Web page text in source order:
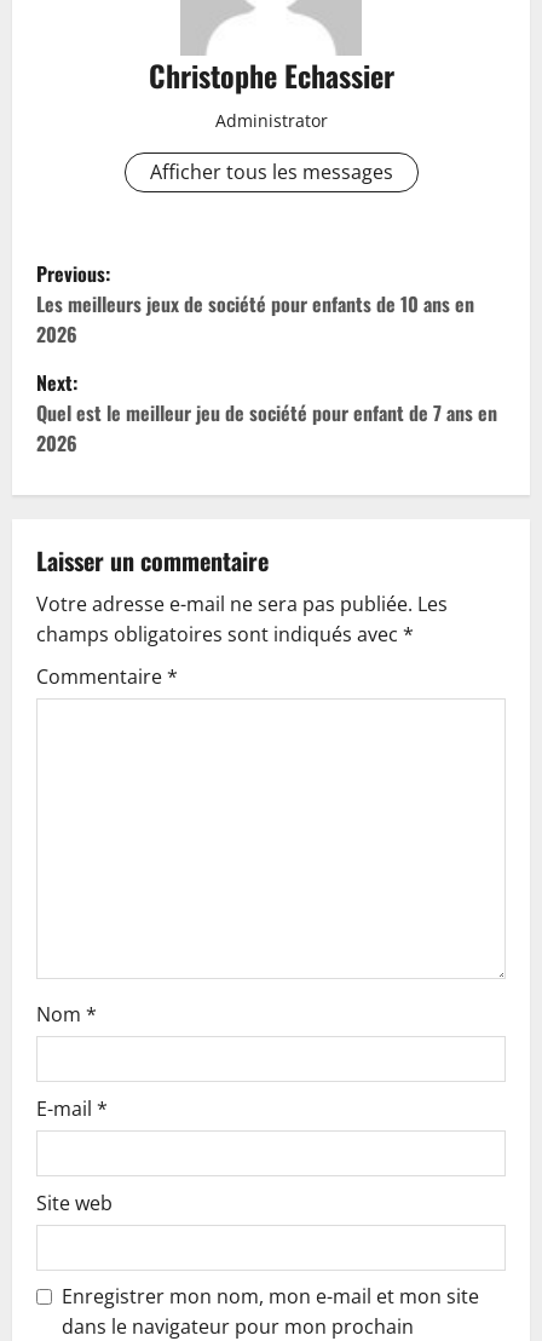
Christophe Echassier
Administrator
Afficher tous les messages
P
o
s
t
n
v
i
g
Previous:
Les meilleurs jeux de société pour enfants de 10 ans en
2026
Next:
Quel est le meilleur jeu de société pour enfant de 7 ans en
2026
Laisser un commentaire
Votre adresse e-mail ne sera pas publiée. Les
champs obligatoires sont indiqués avec *
Commentaire*
Nom *
E-mail *
Site web
Enregistrer mon nom, mon e-mail et mon site
dans le navigateur pour mon prochain